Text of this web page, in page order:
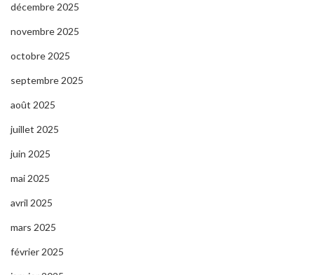
décembre 2025
novembre 2025
octobre 2025
septembre 2025
août 2025
juillet 2025
juin 2025
mai 2025
avril 2025
mars 2025
février 2025